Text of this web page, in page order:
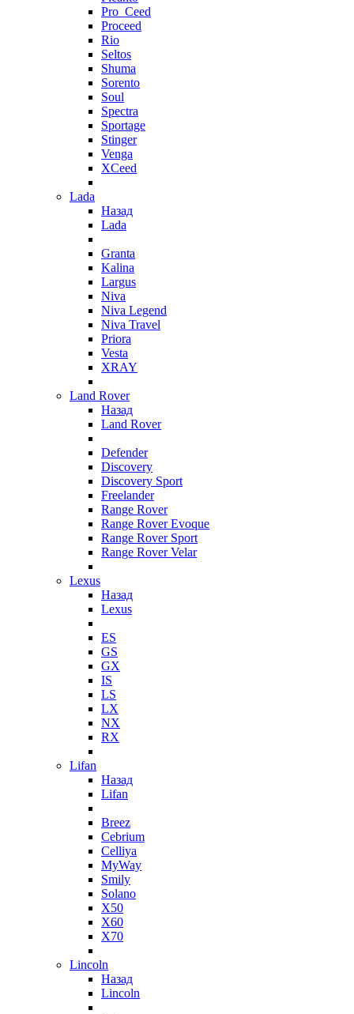
Pro_Ceed
Proceed
Rio
Seltos
Shuma
Sorento
Soul
Spectra
Sportage
Stinger
Venga
XCeed
Lada
Назад
Lada
Granta
Kalina
Largus
Niva
Niva Legend
Niva Travel
Priora
Vesta
XRAY
Land Rover
Назад
Land Rover
Defender
Discovery
Discovery Sport
Freelander
Range Rover
Range Rover Evoque
Range Rover Sport
Range Rover Velar
Lexus
Назад
Lexus
ES
GS
GX
IS
LS
LX
NX
RX
Lifan
Назад
Lifan
Breez
Cebrium
Celliya
MyWay
Smily
Solano
X50
X60
X70
Lincoln
Назад
Lincoln